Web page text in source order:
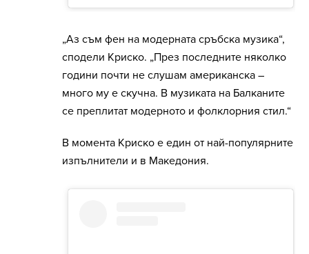
„Аз съм фен на модерната сръбска музика“,
сподели Криско. „През последните няколко
години почти не слушам американска –
много му е скучна. В музиката на Балканите
се преплитат модерното и фолклорния стил.“
В момента Криско е един от най-популярните
изпълнители и в Македония.